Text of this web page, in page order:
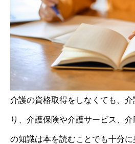
介護の資格取得をしなくても、
り、介護保険や介護サービス、
の知識は本を読むことでも十分